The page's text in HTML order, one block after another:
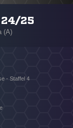
24/25
(A)
- Staffel 4